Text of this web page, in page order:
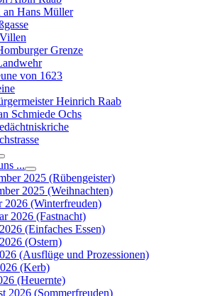
an Hans Müller
Grenze
von 1623
Heinrich Raab
Schmiede Ochs
...
2025 (Rübengeister)
2025 (Weihnachten)
2026 (Winterfreuden)
2026 (Fastnacht)
(Einfaches Essen)
(Ostern)
(Ausflüge und Prozessionen)
(Kerb)
(Heuernte)
2026 (Sommerfreuden)